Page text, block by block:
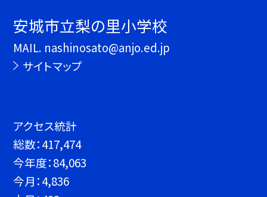
安城市立梨の里小学校
MAIL. nashinosato@anjo.ed.jp
サイトマップ
アクセス統計
総数：417,474
今年度：84,063
今月：4,836